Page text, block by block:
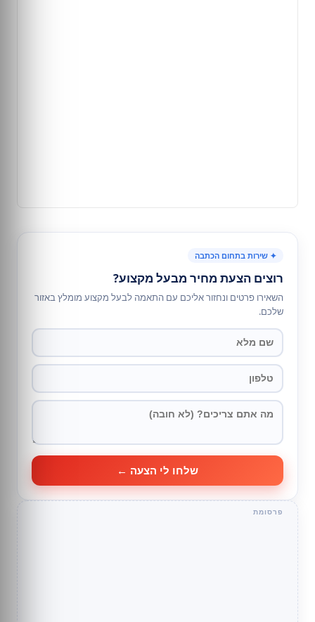
✦ שירות בתחום הכתבה
רוצים הצעת מחיר מבעל מקצוע?
השאירו פרטים ונחזור אליכם עם התאמה לבעל מקצוע מומלץ באזור
שלכם.
שלחו לי הצעה ←